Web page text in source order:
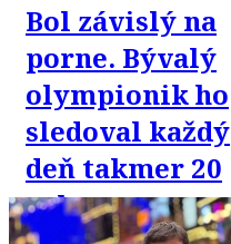
Bol závislý na
porne. Bývalý
olympionik ho
sledoval každý
deň takmer 20
rokov